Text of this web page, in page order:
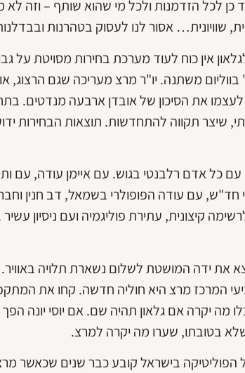
כן לכל הזדמנות ולכל מי שהוא שותף – וזה
שוויונית… אסור לנו לעסוק בטהרנות
אין כוח לעוד מערכת בחירות מסויטת על
בווליום משתנה. יו"ר מרצ מעריכה שגם הרצוג,
את הסיכון של אובדן ארבעה מנדטים.
שיצר תקווה להתחדשות. תוצאות הבחירות
כל אדם רלבנטי בגוש. עם איימן עודה, עם
עם עודה הפופולרי בשמאל, דב חנין
קיצונית, עתירת פוליגמיה ועם ניסיון
ידה המושטת לשלום נשארת תלויה
המרכז מרצ היא חוליה חדשה. קחו את
מה יקרה אם גלאון תהיה שם. אם יוסי יונה
בטובתו, שערו מה יקרה למרצ.
בישראל קובע כבר שנים שכאשר